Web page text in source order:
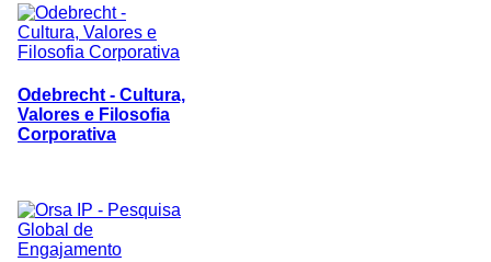
Odebrecht - Cultura,
Valores e Filosofia
Corporativa